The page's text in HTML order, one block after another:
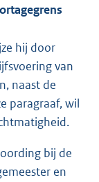
hij door
van
naast de
paragraaf, wil
bij de
en